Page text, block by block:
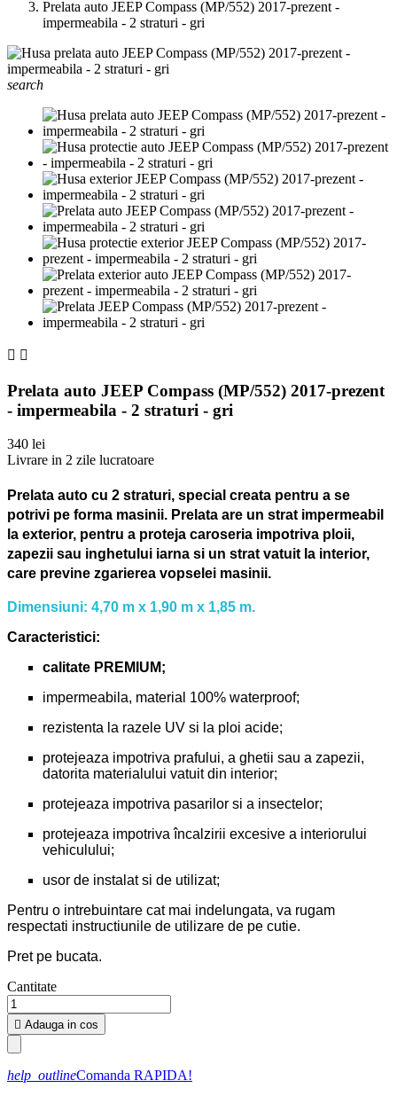
Prelata auto JEEP Compass (MP/552) 2017-prezent -
impermeabila - 2 straturi - gri
search
 
Prelata auto JEEP Compass (MP/552) 2017-prezent
- impermeabila - 2 straturi - gri
340 lei
Livrare in 2 zile lucratoare
Prelata auto cu 2 straturi, special creata pentru a se
potrivi pe forma masinii. Prelata are un strat impermeabil
la exterior, pentru a proteja caroseria impotriva ploii,
zapezii sau inghetului iarna si un strat vatuit la interior,
care previne zgarierea vopselei masinii.
Dimensiuni: 4,70 m x 1,90 m x 1,85 m.
Caracteristici:
calitate PREMIUM;
impermeabila, material 100% waterproof;
rezistenta la razele UV si la ploi acide;
protejeaza impotriva prafului, a ghetii sau a zapezii,
datorita materialului vatuit din interior;
protejeaza impotriva pasarilor si a insectelor;
protejeaza impotriva încalzirii excesive a interiorului
vehiculului;
usor de instalat si de utilizat;
Pentru o intrebuintare cat mai indelungata, va rugam
respectati instructiunile de utilizare de pe cutie.
Pret pe bucata.
Cantitate
 Adauga in cos
help_outlineComanda RAPIDA!